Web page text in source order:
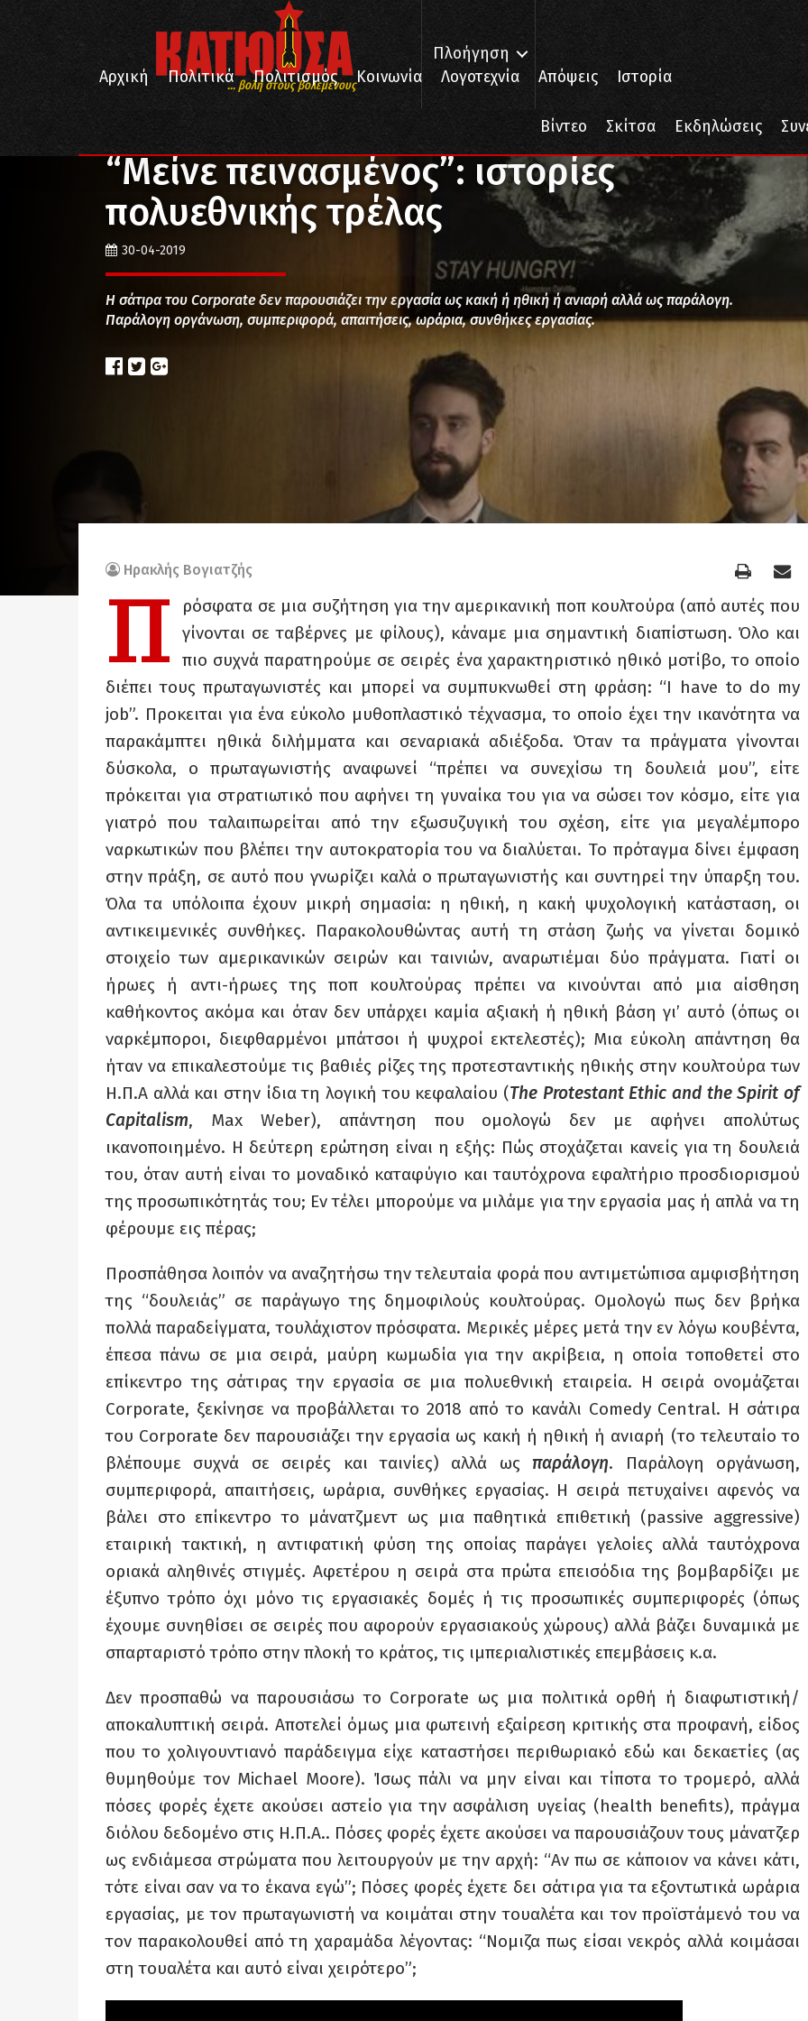
... βολή στους βολεμένους
Πλοήγηση
Αρχική
Πολιτικά Πολιτισμός Κοινωνία Λογοτεχνία Απόψεις Ιστορία
Βίντεο Σκίτσα Εκδηλώσεις
Πολιτισμός “Μείνε πεινασμένος”: ιστορίες πολυεθνικής τρέλας
“Μείνε πεινασμένος”: ιστορίες
πολυεθνικής τρέλας
30-04-2019
Η σάτιρα του Corporate δεν παρουσιάζει την εργασία ως κακή ή ηθική ή ανιαρή αλλά ως παράλογη.
Παράλογη οργάνωση, συμπεριφορά, απαιτήσεις, ωράρια, συνθήκες εργασίας.
Ηρακλής Βογιατζής
Π
ρόσφατα σε μια συζήτηση για την αμερικανική ποπ κουλτούρα (από αυτές που
γίνονται σε ταβέρνες με φίλους), κάναμε μια σημαντική διαπίστωση. Όλο και
πιο συχνά παρατηρούμε σε σειρές ένα χαρακτηριστικό ηθικό μοτίβο, το οποίο
διέπει τους πρωταγωνιστές και μπορεί να συμπυκνωθεί στη φράση: “I have to do my
job”. Προκειται για ένα εύκολο μυθοπλαστικό τέχνασμα, το οποίο έχει την ικανότητα να
παρακάμπτει ηθικά διλήμματα και σεναριακά αδιέξοδα. Όταν τα πράγματα γίνονται
δύσκολα, ο πρωταγωνιστής αναφωνεί “πρέπει να συνεχίσω τη δουλειά μου”, είτε
πρόκειται για στρατιωτικό που αφήνει τη γυναίκα του για να σώσει τον κόσμο, είτε για
γιατρό που ταλαιπωρείται από την εξωσυζυγική του σχέση, είτε για μεγαλέμπορο
ναρκωτικών που βλέπει την αυτοκρατορία του να διαλύεται. Το πρόταγμα δίνει έμφαση
στην πράξη, σε αυτό που γνωρίζει καλά ο πρωταγωνιστής και συντηρεί την ύπαρξη του.
Όλα τα υπόλοιπα έχουν μικρή σημασία: η ηθική, η κακή ψυχολογική κατάσταση, οι
αντικειμενικές συνθήκες. Παρακολουθώντας αυτή τη στάση ζωής να γίνεται δομικό
στοιχείο των αμερικανικών σειρών και ταινιών, αναρωτιέμαι δύο πράγματα. Γιατί οι
ήρωες ή αντι-ήρωες της ποπ κουλτούρας πρέπει να κινούνται από μια αίσθηση
καθήκοντος ακόμα και όταν δεν υπάρχει καμία αξιακή ή ηθική βάση γι’ αυτό (όπως οι
ναρκέμποροι, διεφθαρμένοι μπάτσοι ή ψυχροί εκτελεστές); Μια εύκολη απάντηση θα
ήταν να επικαλεστούμε τις βαθιές ρίζες της προτεσταντικής ηθικής στην κουλτούρα των
Η.Π.Α αλλά και στην ίδια τη λογική του κεφαλαίου (The Protestant Ethic and the Spirit of
Capitalism, Max Weber), απάντηση που ομολογώ δεν με αφήνει απολύτως
ικανοποιημένο. Η δεύτερη ερώτηση είναι η εξής: Πώς στοχάζεται κανείς για τη δουλειά
του, όταν αυτή είναι το μοναδικό καταφύγιο και ταυτόχρονα εφαλτήριο προσδιορισμού
της προσωπικότητάς του; Εν τέλει μπορούμε να μιλάμε για την εργασία μας ή απλά να τη
φέρουμε εις πέρας;
Προσπάθησα λοιπόν να αναζητήσω την τελευταία φορά που αντιμετώπισα αμφισβήτηση
της “δουλειάς” σε παράγωγο της δημοφιλούς κουλτούρας. Ομολογώ πως δεν βρήκα
πολλά παραδείγματα, τουλάχιστον πρόσφατα. Μερικές μέρες μετά την εν λόγω κουβέντα,
έπεσα πάνω σε μια σειρά, μαύρη κωμωδία για την ακρίβεια, η οποία τοποθετεί στο
επίκεντρο της σάτιρας την εργασία σε μια πολυεθνική εταιρεία. Η σειρά ονομάζεται
Corporate, ξεκίνησε να προβάλλεται το 2018 από το κανάλι Comedy Central. Η σάτιρα
του Corporate δεν παρουσιάζει την εργασία ως κακή ή ηθική ή ανιαρή (το τελευταίο το
βλέπουμε συχνά σε σειρές και ταινίες) αλλά ωςπαράλογη. Παράλογη οργάνωση,
συμπεριφορά, απαιτήσεις, ωράρια, συνθήκες εργασίας. Η σειρά πετυχαίνει αφενός να
βάλει στο επίκεντρο το μάνατζμεντ ως μια παθητικά επιθετική (passive aggressive)
εταιρική τακτική, η αντιφατική φύση της οποίας παράγει γελοίες αλλά ταυτόχρονα
οριακά αληθινές στιγμές. Αφετέρου η σειρά στα πρώτα επεισόδια της βομβαρδίζει με
έξυπνο τρόπο όχι μόνο τις εργασιακές δομές ή τις προσωπικές συμπεριφορές (όπως
έχουμε συνηθίσει σε σειρές που αφορούν εργασιακούς χώρους) αλλά βάζει δυναμικά με
σπαρταριστό τρόπο στην πλοκή το κράτος, τις ιμπεριαλιστικές επεμβάσεις κ.α.
Δεν προσπαθώ να παρουσιάσω το Corporate ως μια πολιτικά ορθή ή διαφωτιστική/
αποκαλυπτική σειρά. Αποτελεί όμως μια φωτεινή εξαίρεση κριτικής στα προφανή, είδος
που το χολιγουντιανό παράδειγμα είχε καταστήσει περιθωριακό εδώ και δεκαετίες (ας
θυμηθούμε τον Michael Moore). Ίσως πάλι να μην είναι και τίποτα το τρομερό, αλλά
πόσες φορές έχετε ακούσει αστείο για την ασφάλιση υγείας (health benefits), πράγμα
διόλου δεδομένο στις Η.Π.Α.. Πόσες φορές έχετε ακούσει να παρουσιάζουν τους μάνατζερ
ως ενδιάμεσα στρώματα που λειτουργούν με την αρχή: “Αν πω σε κάποιον να κάνει κάτι,
τότε είναι σαν να το έκανα εγώ”; Πόσες φορές έχετε δει σάτιρα για τα εξοντωτικά ωράρια
εργασίας, με τον πρωταγωνιστή να κοιμάται στην τουαλέτα και τον προϊστάμενό του να
τον παρακολουθεί από τη χαραμάδα λέγοντας: “Νομιζα πως είσαι νεκρός αλλά κοιμάσαι
στη τουαλέτα και αυτό είναι χειρότερο”;